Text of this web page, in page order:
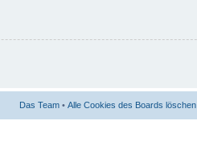
Das Team • Alle Cookies des Boards löschen